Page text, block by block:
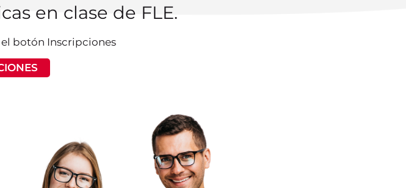
en clase de FLE.
botón Inscripciones